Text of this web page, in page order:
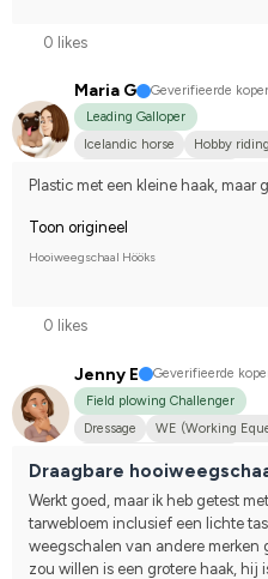
0 likes
Maria G
Geverifieerde koper
Leading Galloper
Icelandic horse
Hobby riding
Plastic met een kleine haak, maar
Toon origineel
Hooiweegschaal Hööks
0 likes
Jenny E
Geverifieerde
Field plowing Challenger
Dressage
WE (Working
Draagbare
Werkt goed, maar ik heb getest
tarwebloem inclusief een lichte
weegschalen van andere merken
zou willen is een grotere haak, hij